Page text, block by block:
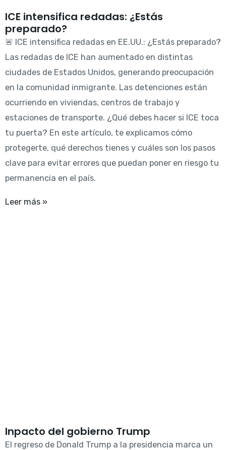
ICE intensifica redadas: ¿Estás
preparado?
🚨 ICE intensifica redadas en EE.UU.: ¿Estás preparado?
Las redadas de ICE han aumentado en distintas
ciudades de Estados Unidos, generando preocupación
en la comunidad inmigrante. Las detenciones están
ocurriendo en viviendas, centros de trabajo y
estaciones de transporte. ¿Qué debes hacer si ICE toca
tu puerta? En este artículo, te explicamos cómo
protegerte, qué derechos tienes y cuáles son los pasos
clave para evitar errores que puedan poner en riesgo tu
permanencia en el país.
Leer más »
Inpacto del gobierno Trump
El regreso de Donald Trump a la presidencia marca un